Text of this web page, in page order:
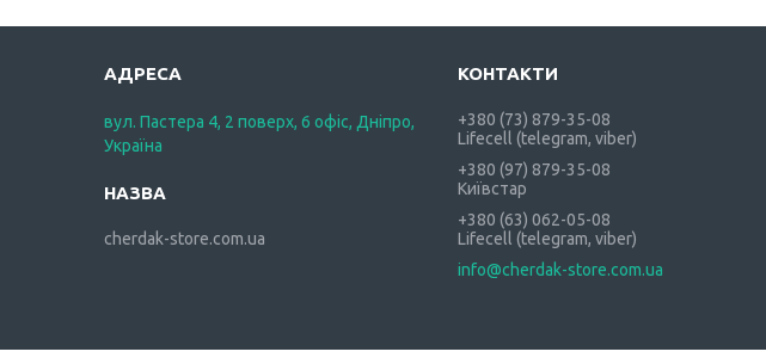
вул. Пастера 4, 2 поверх, 6 офіс, Дніпро,
Україна
cherdak-store.com.ua
+380 (73) 879-35-08
Lifecell (telegram, viber)
+380 (97) 879-35-08
Київстар
+380 (63) 062-05-08
Lifecell (telegram, viber)
info@cherdak-store.com.ua